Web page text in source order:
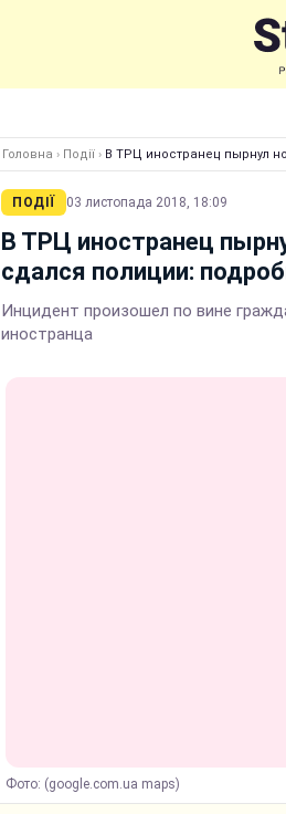
Головна › Події › В ТРЦ иностранец пырнул
ПОДІЇ 03 листопада 2018, 18:09
В ТРЦ иностранец
сдался полиции:
Инцидент произошел по вине
иностранца
Фото: (google.com.ua maps)